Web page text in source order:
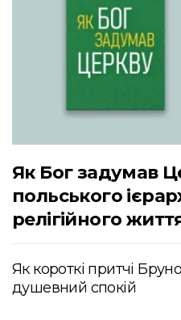
Як Бог задумав
польського
релігійного
Як короткі притчі
душевний спокій